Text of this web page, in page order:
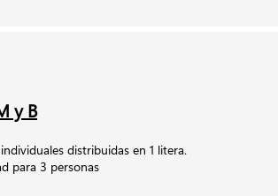
y B
distribuidas en 1 litera.
para 3 personas